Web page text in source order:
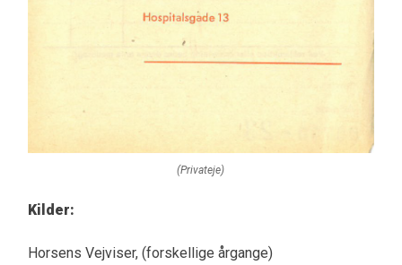
(Privateje)
Kilder:
Horsens Vejviser, (forskellige årgange)